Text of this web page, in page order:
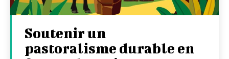
Soutenir un
pastoralisme durable en